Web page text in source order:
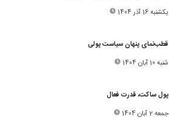
یکشنبه 16 آذر 1404
قطب‌نمای پنهان سیاست پولی
شنبه 10 آبان 1404
پول ساکت، قدرت فعال
جمعه 2 آبان 1404